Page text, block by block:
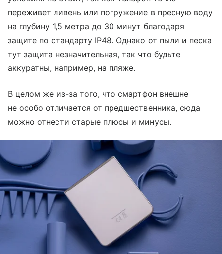
переживет ливень или погружение в пресную воду
на глубину 1,5 метра до 30 минут благодаря
защите по стандарту IP48. Однако от пыли и песка
тут защита незначительная, так что будьте
аккуратны, например, на пляже.
В целом же из-за того, что смартфон внешне
не особо отличается от предшественника, сюда
можно отнести старые плюсы и минусы.